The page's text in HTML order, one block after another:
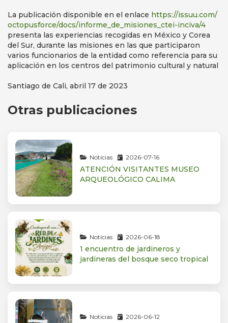
La publicación disponible en el enlace https://issuu.com/
octopusforce/docs/informe_de_ misiones_ctei-inciva/4
presenta las experiencias recogidas en México y Corea
del Sur, durante las misiones en las que participaron
varios funcionarios de la entidad como referencia para su
aplicación en los centros del patrimonio cultural y natural
Santiago de Cali, abril 17 de 2023
Otras publicaciones
Noticias 2026-07-16
ATENCIÓN VISITANTES MUSEO
ARQUEOLÓGICO CALIMA
Noticias 2026-06-18
1 encuentro de jardineros y
jardineras del bosque seco tropical
Noticias 2026-06-12